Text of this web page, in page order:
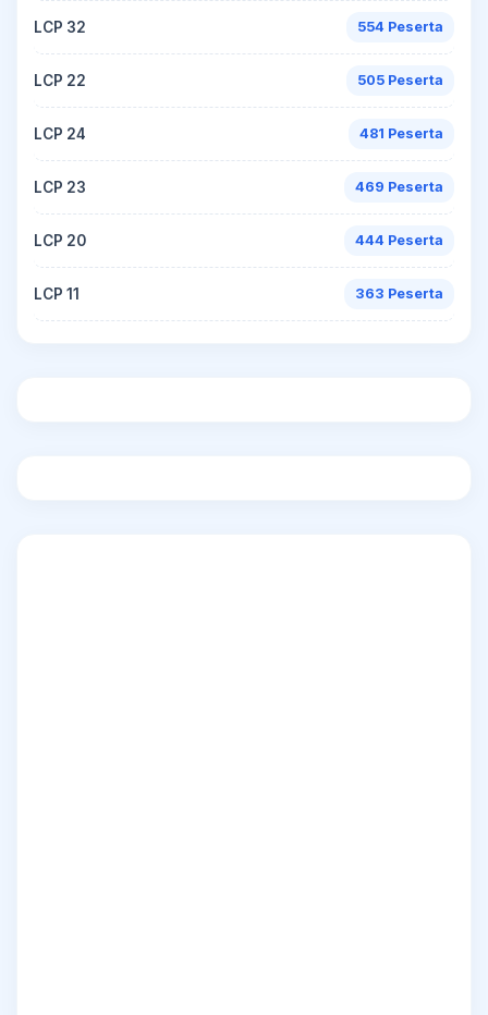
LCP 32 554 Peserta
LCP 22 505 Peserta
LCP 24 481 Peserta
LCP 23 469 Peserta
LCP 20 444 Peserta
LCP 11 363 Peserta